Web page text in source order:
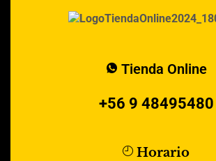
Tienda Online
+56 9 48495480
Horario